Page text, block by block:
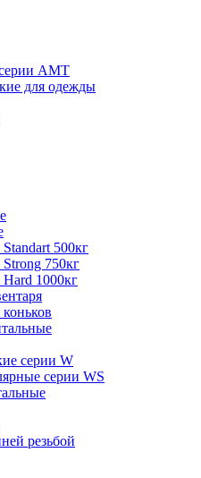
AMT
для одежды
500кг
750кг
1000кг
серии W
серии WS
резьбой